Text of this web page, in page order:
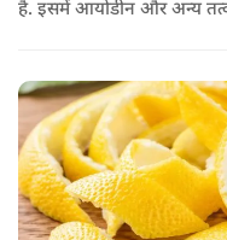
है. इसमें आयोडीन और अन्य
जाता, इसलिए इसे अधिक शुद्ध